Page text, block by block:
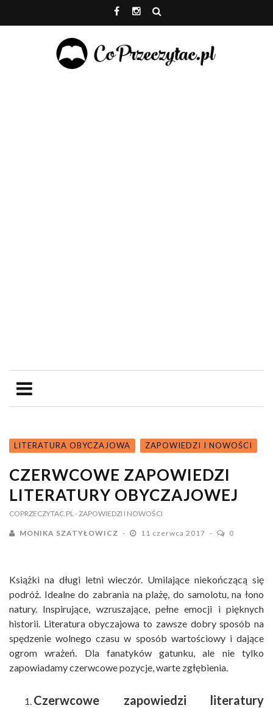
LITERATURA OBYCZAJOWA ZAPOWIEDZI I NOWOŚCI
CZERWCOWE ZAPOWIEDZI
LITERATURY OBYCZAJOWEJ
COPRZECZYTAC.PL - ZAPOWIEDZI I NOWOŚCI
MONIKA SZATYŁOWICZ 11 czerwca 2017 0
Książki na długi letni wieczór. Umilające niekończącą się
podróż. Idealne do zabrania na plażę, do samolotu, na łono
natury. Inspirujące, wzruszające, pełne emocji i pięknych
historii. Literatura obyczajowa to zawsze dobry sposób na
spędzenie wolnego czasu w sposób wartościowy i dające
ogrom wrażeń. Dla fanatyków gatunku, ale nie tylko
zapowiadamy czerwcowe pozycje, warte zgłębienia.
Czerwcowe zapowiedzi literatury